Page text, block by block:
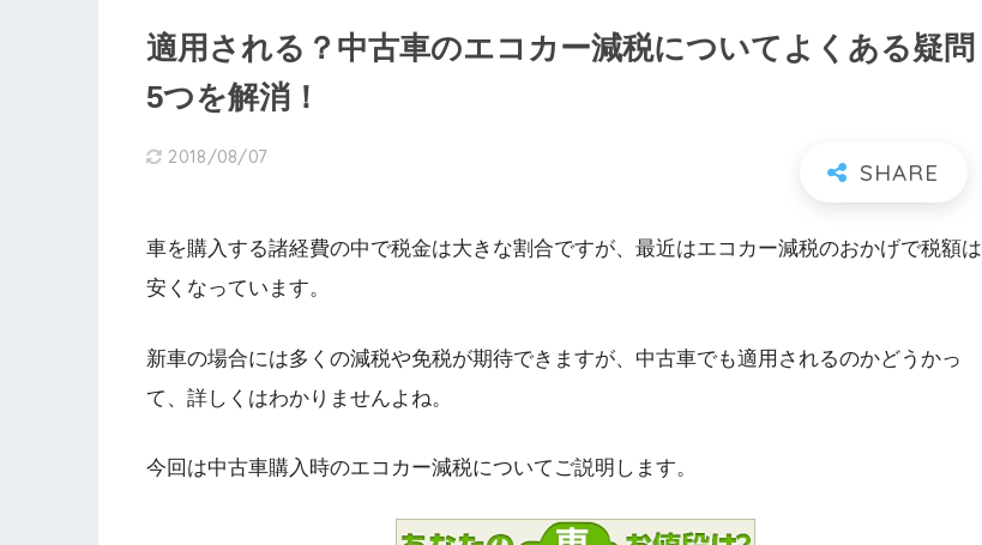
適用される？中古車のエコカー減税についてよくある疑問
5つを解消！
2018/08/07
車を購入する諸経費の中で税金は大きな割合ですが、最近はエコカー減税のおかげで税額は
安くなっています。
新車の場合には多くの減税や免税が期待できますが、中古車でも適用されるのかどうかっ
て、詳しくはわかりませんよね。
今回は中古車購入時のエコカー減税についてご説明します。